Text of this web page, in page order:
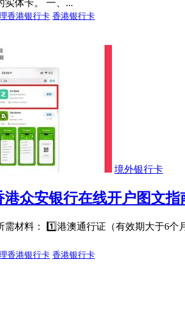
实体卡。 一、...
香港银行卡 香港银行卡
境外银行卡
港众安银行在线开户图文指
需材料： 1️⃣港澳通行证（有效期大于6
香港银行卡 香港银行卡